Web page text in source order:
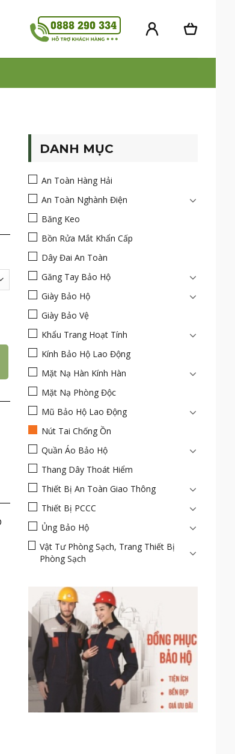
lợi khi di chuyển thiết kế ôm sát vào tai giảm
DANH MỤC
An Toàn Hàng Hải
An Toàn Nghành Điện
Băng Keo
Bồn Rửa Mắt Khẩn Cấp
Dây Đai An Toàn
Găng Tay Bảo Hộ
Giày Bảo Hộ
Giày Bảo Vệ
Khẩu Trang Hoạt Tính
Kính Bảo Hộ Lao Động
Mặt Nạ Hàn Kính Hàn
Mặt Nạ Phòng Độc
Mũ Bảo Hộ Lao Động
Nút Tai Chống Ồn
Quần Áo Bảo Hộ
Thang Dây Thoát Hiểm
Thiết Bị An Toàn Giao Thông
Thiết Bị PCCC
Ủng Bảo Hộ
Vật Tư Phòng Sạch, Trang Thiết Bị
Phòng Sạch